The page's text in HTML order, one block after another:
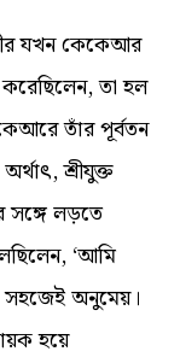
যখন কেকেআর
তা হল
তাঁর পূর্বতন
শ্রীযুক্ত
সঙ্গে লড়তে
‘আমি
সহজেই অনুমেয়।
হয়ে